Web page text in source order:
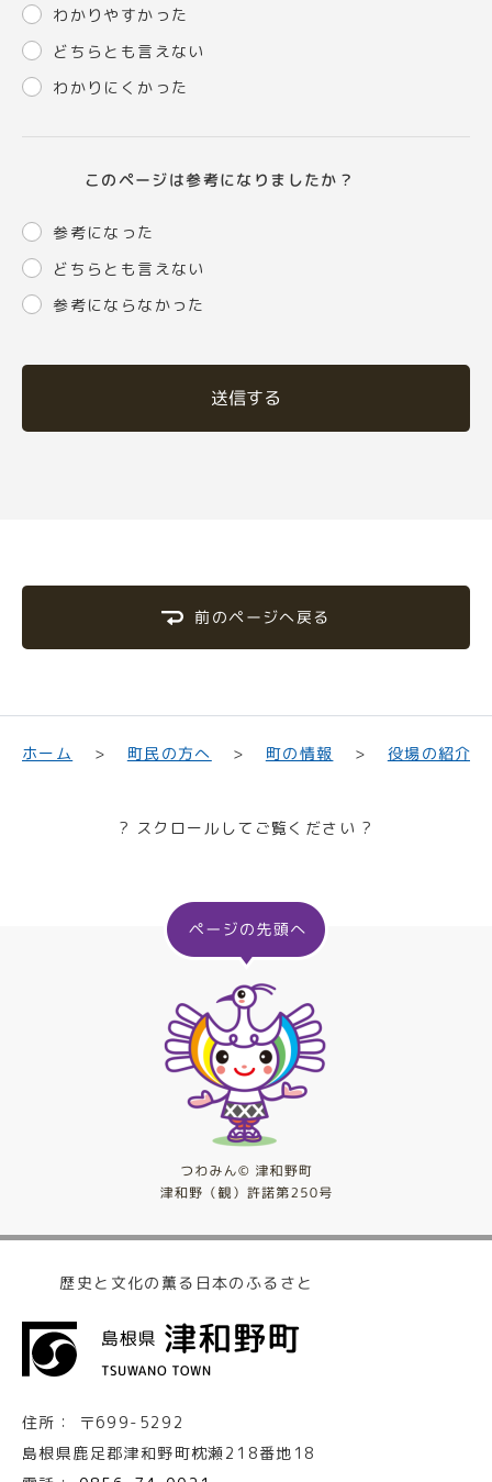
わかりやすかった
どちらとも言えない
わかりにくかった
このページは参考になりましたか？
参考になった
どちらとも言えない
参考にならなかった
送信する
前のページへ戻る
ホーム 町民の方へ 町の情報 役場の紹介
? スクロールしてご覧ください ?
歴史と文化の薫る日本のふるさと
住所：
〒699-5292
島根県鹿足郡津和野町枕瀬218番地18